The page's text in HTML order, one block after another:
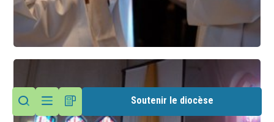
Soutenir le diocèse